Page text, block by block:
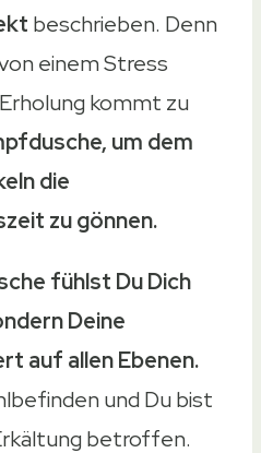
beschrieben. Denn
einem Stress
kommt zu
um dem
die
zu gönnen.
fühlst Du Dich
Deine
auf allen Ebenen.
und Du bist
betroffen.